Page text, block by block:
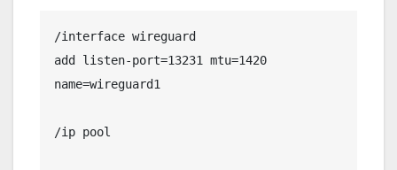
/interface wireguard
add listen-port=13231 mtu=1420
name=wireguard1
/ip pool